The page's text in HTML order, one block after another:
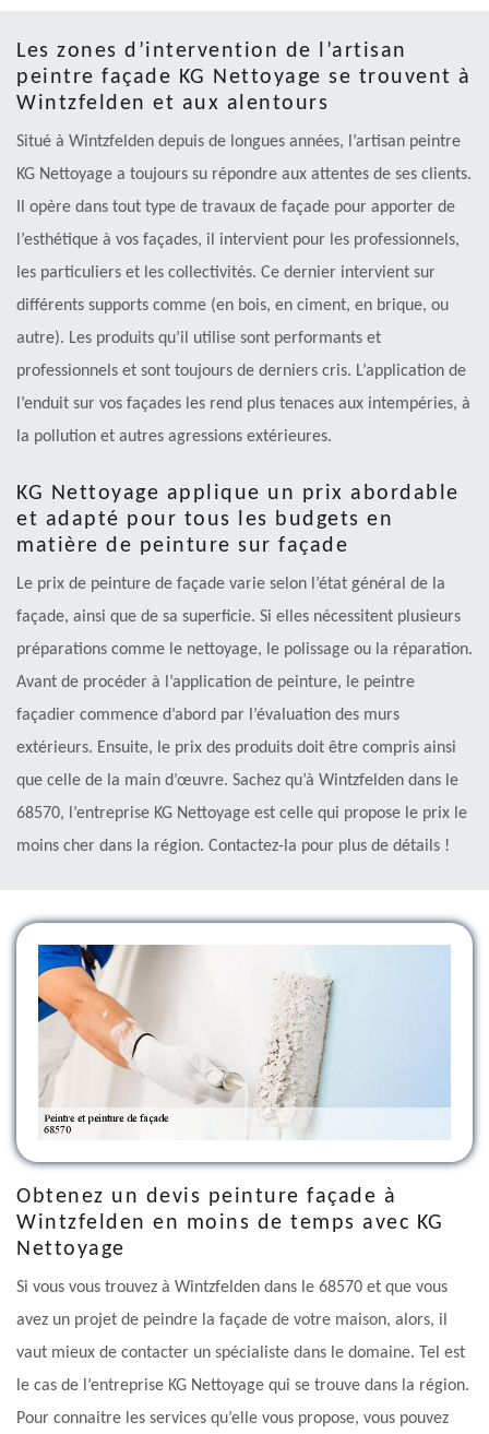
Les zones d’intervention de l’artisan
peintre façade KG Nettoyage se trouvent à
Wintzfelden et aux alentours
Situé à Wintzfelden depuis de longues années, l’artisan peintre
KG Nettoyage a toujours su répondre aux attentes de ses clients.
Il opère dans tout type de travaux de façade pour apporter de
l’esthétique à vos façades, il intervient pour les professionnels,
les particuliers et les collectivités. Ce dernier intervient sur
différents supports comme (en bois, en ciment, en brique, ou
autre). Les produits qu’il utilise sont performants et
professionnels et sont toujours de derniers cris. L’application de
l’enduit sur vos façades les rend plus tenaces aux intempéries, à
la pollution et autres agressions extérieures.
KG Nettoyage applique un prix abordable
et adapté pour tous les budgets en
matière de peinture sur façade
Le prix de peinture de façade varie selon l’état général de la
façade, ainsi que de sa superficie. Si elles nécessitent plusieurs
préparations comme le nettoyage, le polissage ou la réparation.
Avant de procéder à l’application de peinture, le peintre
façadier commence d’abord par l’évaluation des murs
extérieurs. Ensuite, le prix des produits doit être compris ainsi
que celle de la main d’œuvre. Sachez qu’à Wintzfelden dans le
68570, l’entreprise KG Nettoyage est celle qui propose le prix le
moins cher dans la région. Contactez-la pour plus de détails !
Obtenez un devis peinture façade à
Wintzfelden en moins de temps avec KG
Nettoyage
Si vous vous trouvez à Wintzfelden dans le 68570 et que vous
avez un projet de peindre la façade de votre maison, alors, il
vaut mieux de contacter un spécialiste dans le domaine. Tel est
le cas de l’entreprise KG Nettoyage qui se trouve dans la région.
Pour connaitre les services qu’elle vous propose, vous pouvez